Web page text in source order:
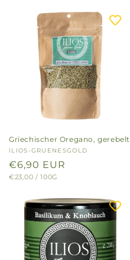
Griechischer Oregano, gerebelt
Anbieter:
ILIOS-GRUENESGOLD
Normaler
Preis
€6,90 EUR
GRUNDPREIS
€23,00 / PRO
100G